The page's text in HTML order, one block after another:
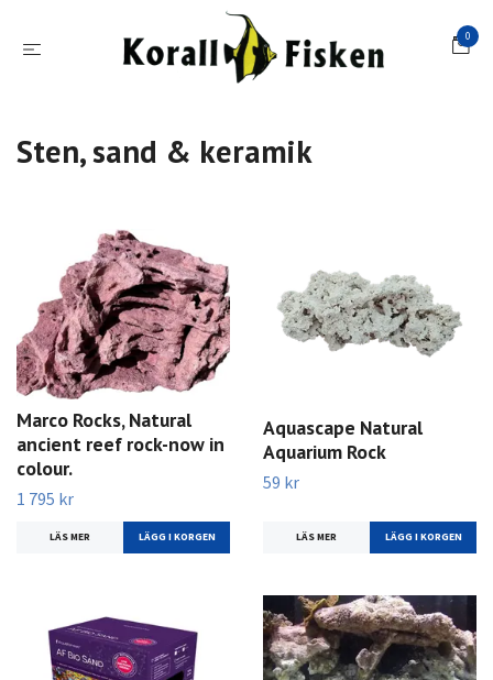
0
Sten, sand & keramik
Marco Rocks, Natural
ancient reef rock-now in
colour.
1 795 kr
LÄS MER LÄGG I KORGEN
Aquascape Natural
Aquarium Rock
59 kr
LÄS MER LÄGG I KORGEN